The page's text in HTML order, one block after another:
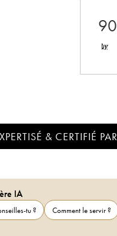
90
& CERTIFIÉ
IA
tu ? Comment le servir ?